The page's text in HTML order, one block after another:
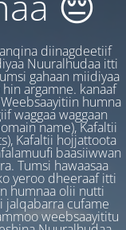
diinagdeetiif
Nuuralhudaa itti
gahaan miidiyaa
argamne. kanaaf
humna
waggaa waggaan
name), Kafaltii
Kafaltii hojjattoota
baasiiwwan
Tumsi hawaasaa
yeroo dheeraaf itti
humnaa olii nutti
jalqabarra cufame
weebsaayititu